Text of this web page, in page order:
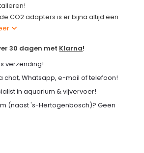
CO2 adapters is er bijna altijd een
30 dagen met Klarna!
verzending!
chat, Whatsapp, e-mail of telefoon!
in aquarium & vijvervoer!
(naast 's-Hertogenbosch)? Geen